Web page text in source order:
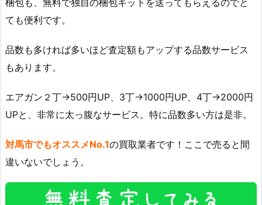
梱包も、無料で独自の梱包キットを送ってもらえるのでと
ても便利です。
品数も多ければ多いほど査定額もアップする品数サービス
もあります。
エアガン２丁→500円UP、3丁→1000円UP、4丁→2000円
UPと、非常に太っ腹なサービス。特に品数多い方は是非。
対馬市でもオススメNo.1の買取業者です！ここで売ると間
違いないでしょう。